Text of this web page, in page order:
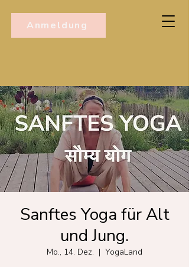
Anmeldung
Sanftes Yoga für Alt
und Jung.
Mo., 14. Dez.
  |
YogaLand